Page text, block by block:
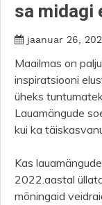
sa midagi
jaanuar 26,
Maailmas on
inspiratsiooni
üheks
Lauamängude
kui ka
Kas
2022.aastal
mõningaid